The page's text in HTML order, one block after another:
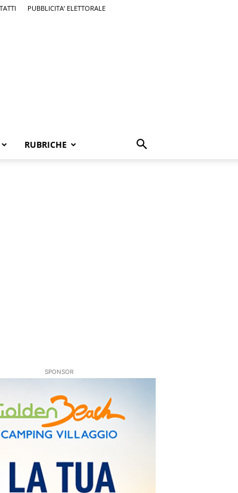
PUBBLICITA’ ELETTORALE
RUBRICHE
SPONSOR